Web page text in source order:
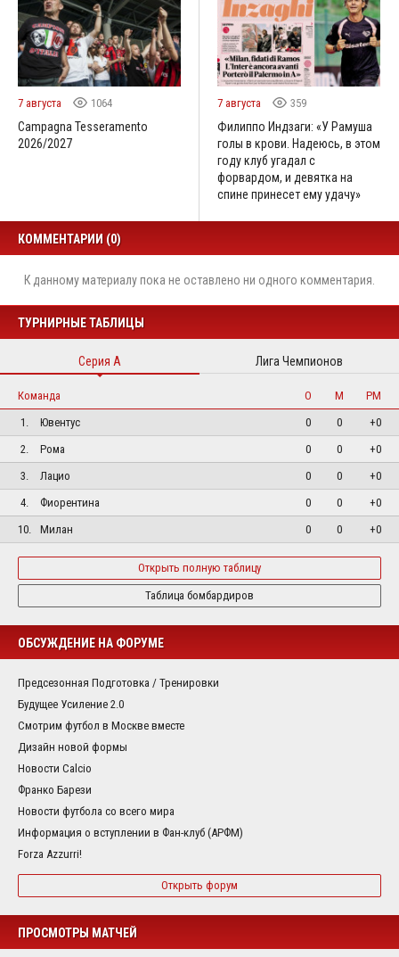
7 августа 1064
Campagna Tesseramento
2026/2027
7 августа 359
Филиппо Индзаги: «У Рамуша
голы в крови. Надеюсь, в этом
году клуб угадал с
форвардом, и девятка на
спине принесет ему удачу»
КОММЕНТАРИИ (0)
К данному материалу пока не оставлено ни одного комментария.
ТУРНИРНЫЕ ТАБЛИЦЫ
Серия А Лига Чемпионов
Команда О М
РМ
1.
Ювентус 0 0
+0
2.
Рома 0 0
+0
3.
Лацио 0 0
+0
4.
Фиорентина 0 0
+0
10.
Милан 0 0 +0
Открыть полную таблицу
Таблица бомбардиров
ОБСУЖДЕНИЕ НА ФОРУМЕ
Предсезонная Подготовка / Тренировки
Будущее Усиление 2.0
Смотрим футбол в Москве вместе
Дизайн новой формы
Новости Calcio
Франко Барези
Новости футбола со всего мира
Информация о вступлении в Фан-клуб (АРФМ)
Forza Azzurri!
Открыть форум
ПРОСМОТРЫ МАТЧЕЙ